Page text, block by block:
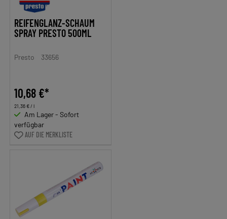
REIFENGLANZ-SCHAUM
SPRAY PRESTO 500ML
Presto 33656
10,68 €*
21,36 € / l
Am Lager - Sofort
verfügbar
AUF DIE MERKLISTE